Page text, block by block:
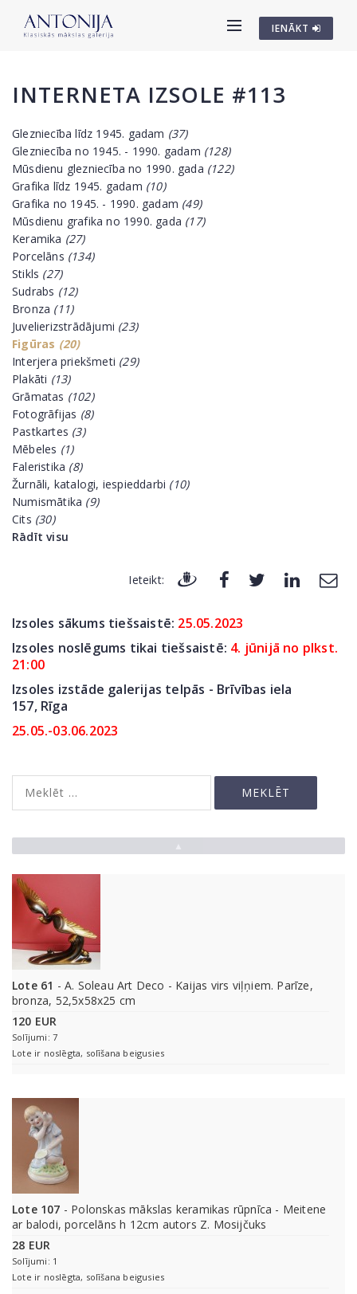
IENĀKT
INTERNETA IZSOLE #113
Glezniecība līdz 1945. gadam (37)
Glezniecība no 1945. - 1990. gadam (128)
Mūsdienu glezniecība no 1990. gada (122)
Grafika līdz 1945. gadam (10)
Grafika no 1945. - 1990. gadam (49)
Mūsdienu grafika no 1990. gada (17)
Keramika (27)
Porcelāns (134)
Stikls (27)
Sudrabs (12)
Bronza (11)
Juvelierizstrādājumi (23)
Figūras (20)
Interjera priekšmeti (29)
Plakāti (13)
Grāmatas (102)
Fotogrāfijas (8)
Pastkartes (3)
Mēbeles (1)
Faleristika (8)
Žurnāli, katalogi, iespieddarbi (10)
Numismātika (9)
Cits (30)
Rādīt visu
Ieteikt:
Izsoles sākums tiešsaistē: 25.05.2023
Izsoles noslēgums tikai tiešsaistē: 4. jūnijā no plkst.
21:00
Izsoles izstāde galerijas telpās - Brīvības iela
157, Rīga
25.05.-03.06.2023
Lote 61 - A. Soleau Art Deco - Kaijas virs viļņiem. Parīze,
bronza, 52,5x58x25 cm
120 EUR
Solījumi: 7
Lote ir noslēgta, solīšana beigusies
Lote 107 - Polonskas mākslas keramikas rūpnīca - Meitene
ar balodi, porcelāns h 12cm autors Z. Mosijčuks
28 EUR
Solījumi: 1
Lote ir noslēgta, solīšana beigusies